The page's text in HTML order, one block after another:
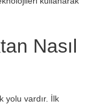
Nasıl
yolu vardır. İlk